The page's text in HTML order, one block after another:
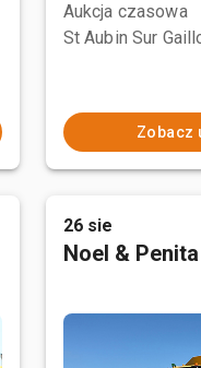
Aukcja czasowa
St Aubin Sur
Zobacz
26 sie
Noel &